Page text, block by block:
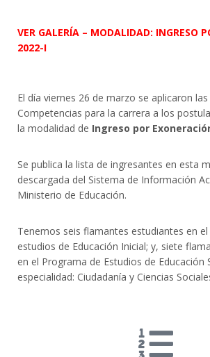
VER GALERÍA – MODALIDAD: INGRESO
2022-I
El día viernes 26 de marzo se aplicaron
Competencias para la carrera a los
la modalidad de Ingreso por
Se publica la lista de ingresantes en esta
descargada del Sistema de Información
Ministerio de Educación.
Tenemos seis flamantes estudiantes en
estudios de Educación Inicial; y, siete
en el Programa de Estudios de Educación
especialidad: Ciudadanía y Ciencias